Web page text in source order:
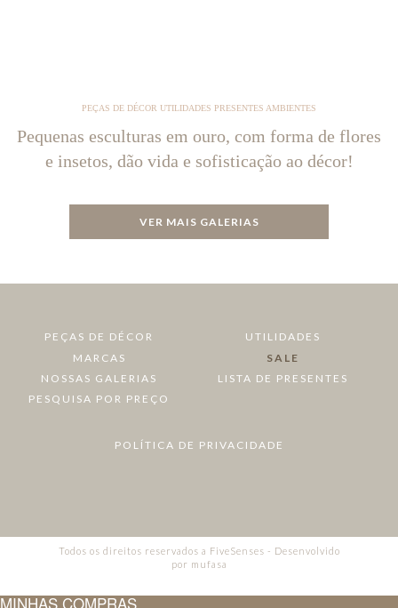
PEÇAS DE DÉCOR UTILIDADES PRESENTES AMBIENTES
Pequenas esculturas em ouro, com forma de flores
e insetos, dão vida e sofisticação ao décor!
VER MAIS GALERIAS
PEÇAS DE DÉCOR
UTILIDADES
MARCAS
SALE
NOSSAS GALERIAS
LISTA DE PRESENTES
PESQUISA POR PREÇO
POLÍTICA DE PRIVACIDADE
Todos os direitos reservados a FiveSenses - Desenvolvido
por mufasa
MINHAS COMPRAS